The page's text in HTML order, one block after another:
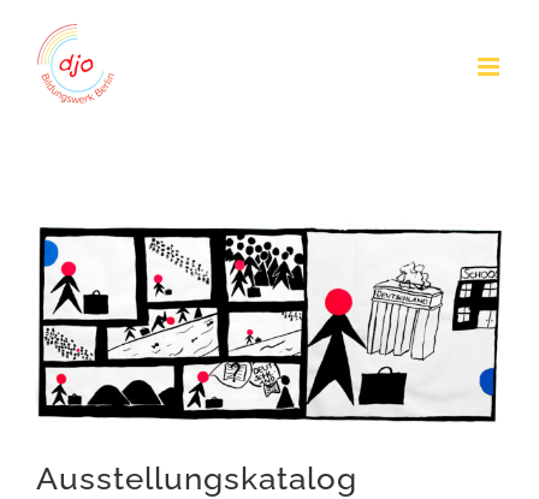
Inhalt
springen
Zeige
grösseres
Bild
Ausstellungskatalog